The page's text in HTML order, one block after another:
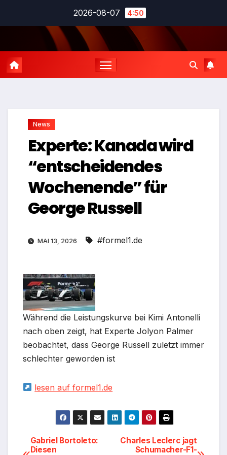
2026-08-07 4:50
News
Experte: Kanada wird
“entscheidendes
Wochenende” für
George Russell
MAI 13, 2026 #formel1.de
Während die Leistungskurve bei Kimi Antonelli
nach oben zeigt, hat Experte Jolyon Palmer
beobachtet, dass George Russell zuletzt immer
schlechter geworden ist
lesen auf formel1.de
Beitragsnavigation
Charles Leclerc jagt
Schumacher-F1-
Gabriel Bortoleto:
Diesen